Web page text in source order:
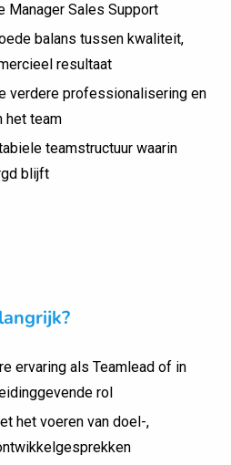
Manager Sales Support
balans tussen kwaliteit,
resultaat
verdere professionalisering en
het team
teamstructuur waarin
blijft
ervaring als Teamlead of in
rol
het voeren van doel-,